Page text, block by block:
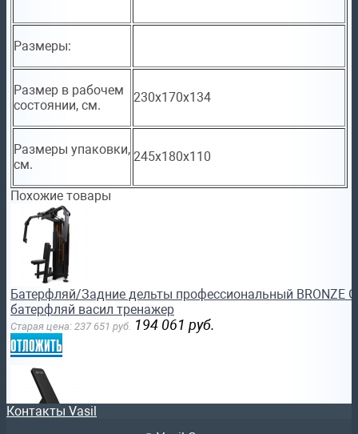
Размеры:
Размер в рабочем
состоянии, см.
230х170x134
Размеры упаковки,
см.
245х180x110
Похожие товары
Батерфляй/Задние дельты профессиональный BRONZE
батерфляй васил тренажер
Старая цена: 237 651 руб. 194 061 руб.
отложить
Контакты Vasil